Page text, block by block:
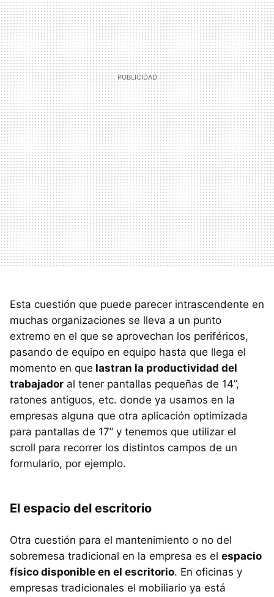
Esta cuestión que puede parecer intrascendente en
muchas organizaciones se lleva a un punto
extremo en el que se aprovechan los periféricos,
pasando de equipo en equipo hasta que llega el
momento en que lastran la productividad del
trabajador al tener pantallas pequeñas de 14”,
ratones antiguos, etc. donde ya usamos en la
empresas alguna que otra aplicación optimizada
para pantallas de 17” y tenemos que utilizar el
scroll para recorrer los distintos campos de un
formulario, por ejemplo.
El espacio del escritorio
Otra cuestión para el mantenimiento o no del
sobremesa tradicional en la empresa es el espacio
físico disponible en el escritorio. En oficinas y
empresas tradicionales el mobiliario ya está